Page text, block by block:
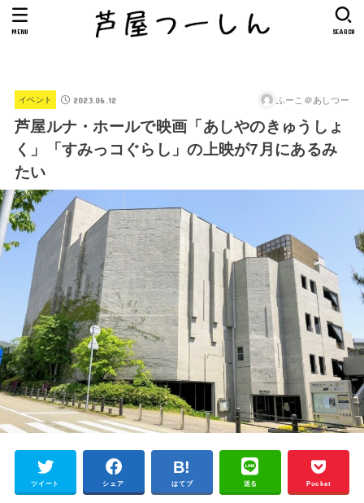
SEARCH
MENU
イベント 2023.06.12 ふーこ＠あしつー
芦屋ルナ・ホールで映画「あしやのきゅうしょ
く」「すみっコぐらし」の上映が7月にあるみ
たい
ツイート シェア はてブ 送る Pocket